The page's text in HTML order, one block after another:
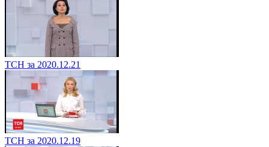
ТСН за 2020.12.21
ТСН за 2020.12.19